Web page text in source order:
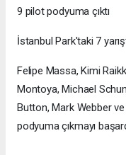
9 pilot podyuma çıktı
İstanbul Park'taki 7
Felipe Massa, Kimi
Montoya, Michael
Button, Mark Webber
podyuma çıkmayı